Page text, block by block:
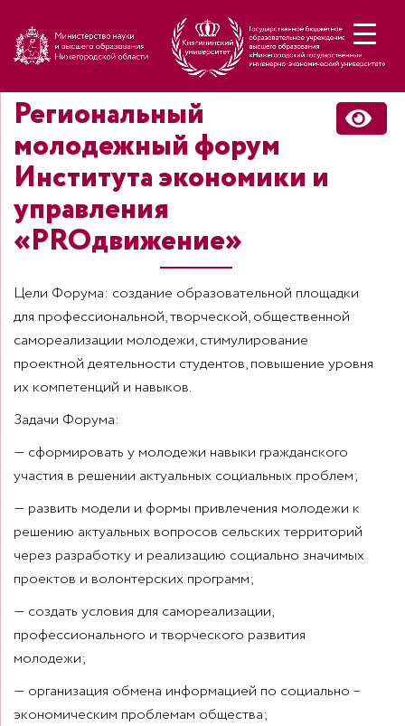
Региональный
молодежный форум
Института экономики и
управления
«PROдвижение»
Цели Форума: создание образовательной площадки
для профессиональной, творческой, общественной
самореализации молодежи, стимулирование
проектной деятельности студентов, повышение уровня
их компетенций и навыков.
Задачи Форума:
— сформировать у молодежи навыки гражданского
участия в решении актуальных социальных проблем;
— развить модели и формы привлечения молодежи к
решению актуальных вопросов сельских территорий
через разработку и реализацию социально значимых
проектов и волонтерских программ;
— создать условия для самореализации,
профессионального и творческого развития
молодежи;
— организация обмена информацией по социально –
экономическим проблемам общества;